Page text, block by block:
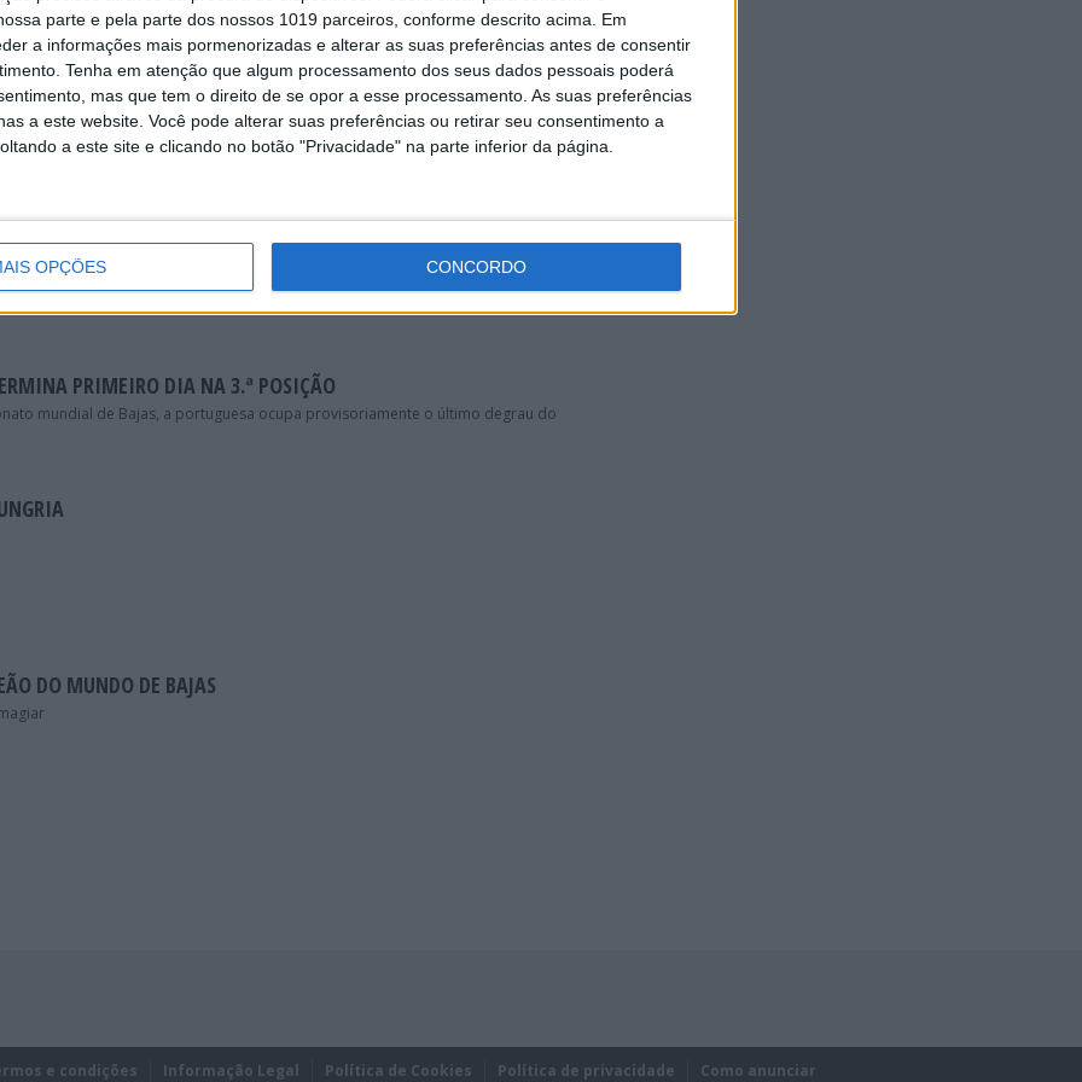
parte e pela parte dos nossos 1019 parceiros, conforme descrito acima. Em
a informações mais pormenorizadas e alterar as suas preferências antes de consentir
Tenha em atenção que algum processamento dos seus dados pessoais poderá
mas que tem o direito de se opor a esse processamento. As suas preferências
a este website. Você pode alterar suas preferências ou retirar seu consentimento a
a este site e clicando no botão "Privacidade" na parte inferior da página.
OPÇÕES CONCORDO
À BAJA DA HUNGRIA!”
de Bajas mas teve um segundo dia bastante mais positivo na Baja da Hungria:
CAMPEÃ DO MUNDO DE BAJAS!
da Hungria, última ronda do campeonato mundial de Bajas.
PRATICAMENTE LISO!”
a piloto da Yamaha fez o balanço das duas especiais disputadas. Este domingo, a
PRIMEIRO DIA NA 3.ª POSIÇÃO
mundial de Bajas, a portuguesa ocupa provisoriamente o último degrau do
DO MUNDO DE BAJAS
e condições Informação Legal Política de Cookies Política de privacidade Como anunciar